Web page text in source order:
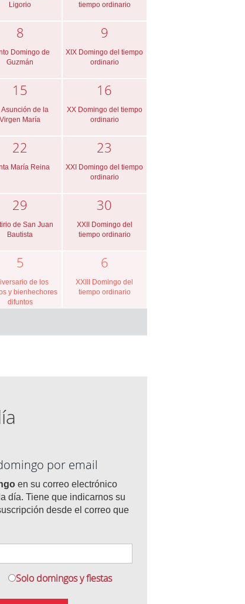
Ligorio
tiempo ordinario
8
Domingo de
Guzmán
9
XIX Domingo del tiempo
ordinario
15
Asunción de la
Virgen María
16
XX Domingo del tiempo
ordinario
22
María Reina
23
XXI Domingo del tiempo
ordinario
29
de San Juan
Bautista
30
XXII Domingo del
tiempo ordinario
5
de los
y bienhechores
difuntos
6
XXIII Domingo del
tiempo ordinario
por email
en su correo electrónico
día. Tiene que indicarnos su
desde el correo que
Solo domingos y fiestas